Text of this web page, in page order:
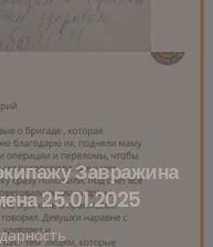
Завражина
25.01.2025